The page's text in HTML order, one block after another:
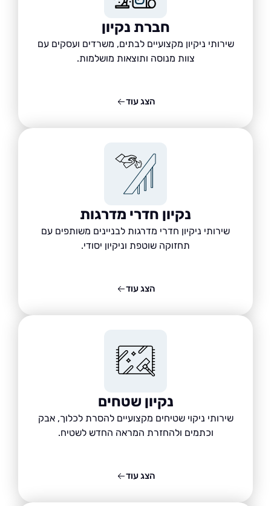
חברת נקיון
שירותי ניקיון מקצועיים לבתים, משרדים ועסקים עם
צוות מנוסה ותוצאות מושלמות.
נקיון חדרי מדרגות
שירותי ניקיון חדרי מדרגות לבניינים משותפים עם
תחזוקה שוטפת וניקיון יסודי.
נקיון שטחים
שירותי ניקוי שטיחים מקצועיים להסרת לכלוך, אבק
וכתמים ולהחזרת המראה החדש לשטיח.